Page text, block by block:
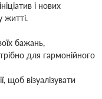
і нових
житті.
бажань,
для гармонійного
візуалізувати